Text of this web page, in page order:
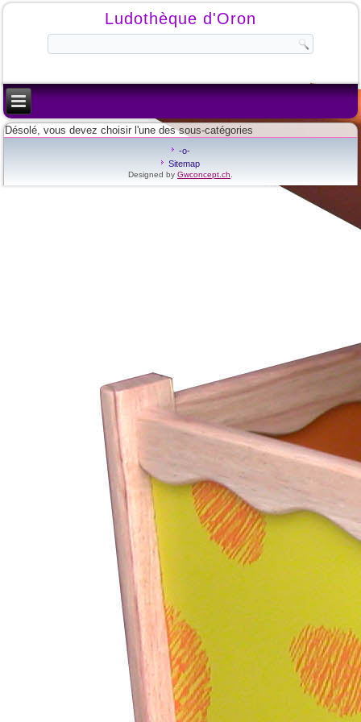
Ludothèque d'Oron
Désolé, vous devez choisir l'une des sous-catégories
-o-
Sitemap
Designed by Gwconcept.ch